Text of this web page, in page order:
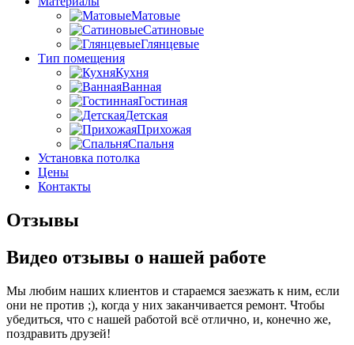
Матовые
Сатиновые
Глянцевые
Тип помещения
Кухня
Ванная
Гостиная
Детская
Прихожая
Спальня
Установка потолка
Цены
Контакты
Отзывы
Видео отзывы о нашей работе
Мы любим наших клиентов и стараемся заезжать к ним, если
они не против ;), когда у них заканчивается ремонт. Чтобы
убедиться, что с нашей работой всё отлично, и, конечно же,
поздравить друзей!